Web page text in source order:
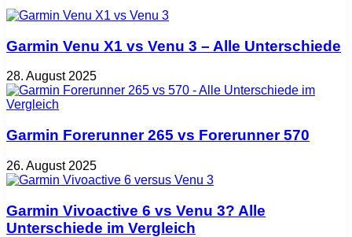
Garmin Venu X1 vs Venu 3 – Alle Unterschiede
28. August 2025
Garmin Forerunner 265 vs Forerunner 570
26. August 2025
Garmin Vivoactive 6 vs Venu 3? Alle
Unterschiede im Vergleich